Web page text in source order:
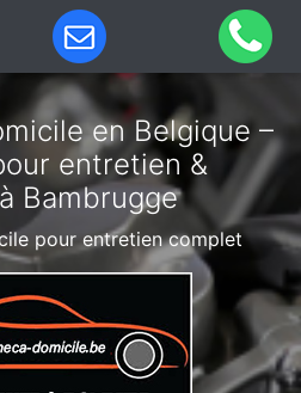
en Belgique –
entretien &
Bambrugge
pour entretien complet